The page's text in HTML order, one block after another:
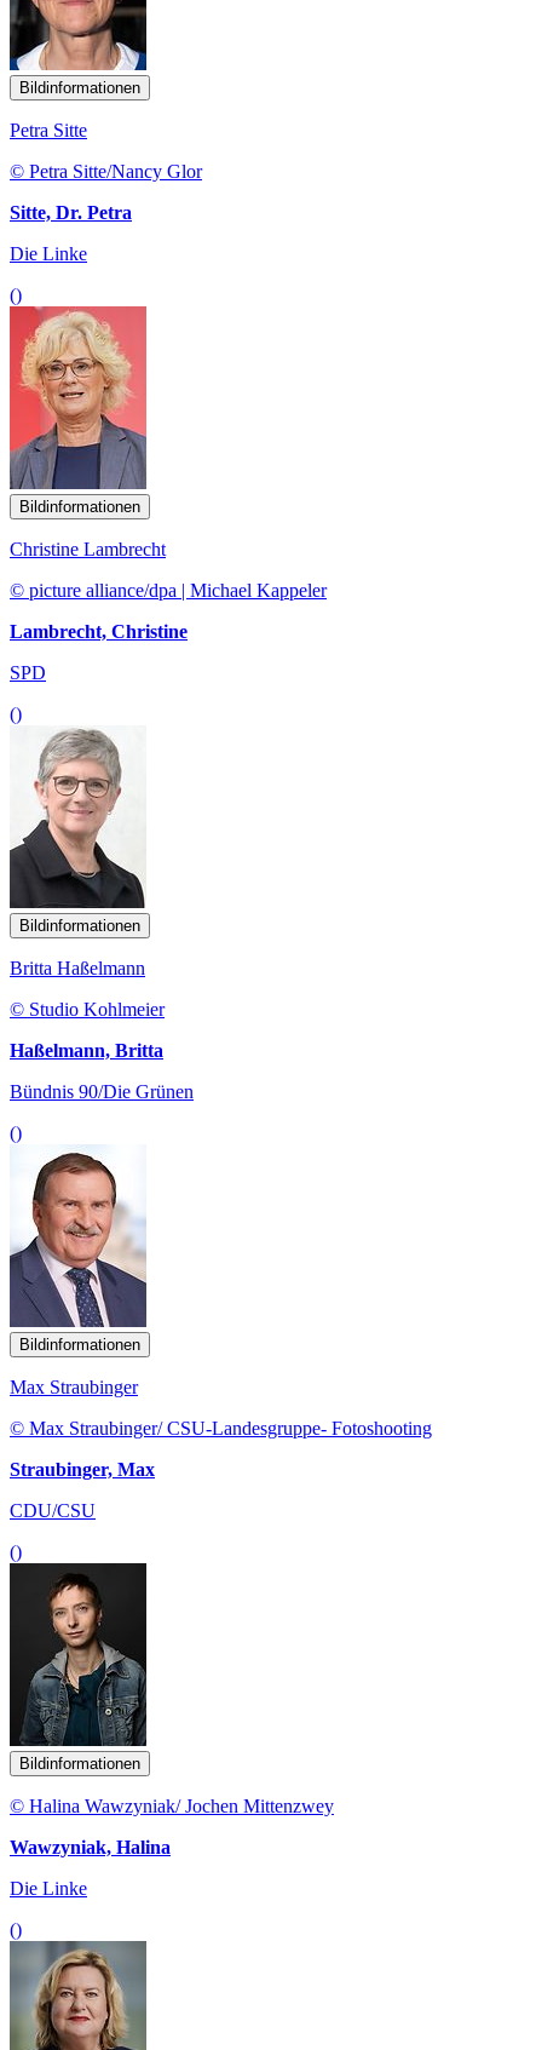
Bildinformationen
Petra Sitte
© Petra Sitte/Nancy Glor
Sitte, Dr. Petra
Die Linke
()
Bildinformationen
Christine Lambrecht
© picture alliance/dpa | Michael Kappeler
Lambrecht, Christine
SPD
()
Bildinformationen
Britta Haßelmann
© Studio Kohlmeier
Haßelmann, Britta
Bündnis 90/Die Grünen
()
Bildinformationen
Max Straubinger
© Max Straubinger/ CSU-Landesgruppe- Fotoshooting
Straubinger, Max
CDU/CSU
()
Bildinformationen
© Halina Wawzyniak/ Jochen Mittenzwey
Wawzyniak, Halina
Die Linke
()